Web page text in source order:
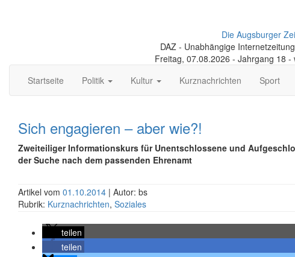
Die Augsburger
DAZ - Unabhängige
Freitag, 07.08.2026 - Jahrgang 18 -
Startseite
Politik Kultur Kurznachrichten Sport
Sich engagieren – aber wie?!
Zweiteiliger Informationskurs für Unentschlossene und
der Suche nach dem passenden Ehrenamt
Artikel vom 01.10.2014 | Autor: bs
Rubrik: Kurznachrichten, Soziales
teilen
teilen